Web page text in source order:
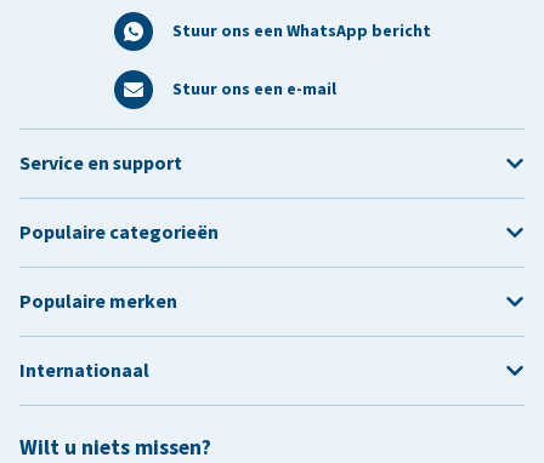
Stuur ons een WhatsApp bericht
Stuur ons een e-mail
Wilt u niets missen?
Service en support
Populaire categorieën
Populaire merken
Internationaal